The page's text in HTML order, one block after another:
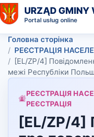
URZĄD GMINY
Portal usług online
Головна сторінка
РЕЄСТРАЦІЯ
[EL/ZP/4]
межі Республіки
РЕЄСТРАЦІЯ
РЕЄСТРАЦІЯ
[EL/ZP/4]